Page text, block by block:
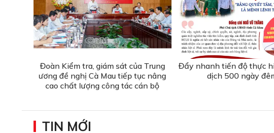
Đoàn Kiểm tra, giám sát của Trung
ương đề nghị Cà Mau tiếp tục nâng
cao chất lượng công tác cán bộ
Đẩy nhanh tiến độ thực
dịch 500 ngày
TIN MỚI